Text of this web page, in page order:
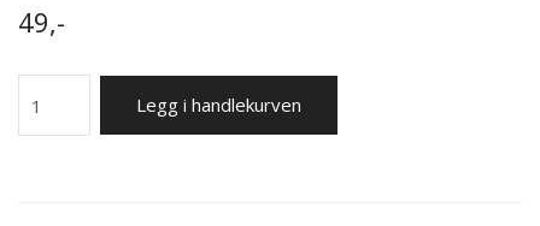
49,-
Legg i handlekurven